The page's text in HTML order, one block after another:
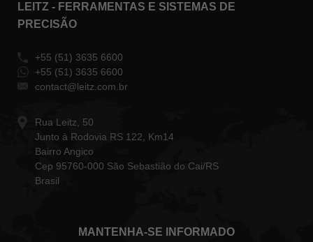
LEITZ - FERRAMENTAS E SISTEMAS DE
PRECISÃO
+55 (51) 3635 6600
+55 (51) 3635 6600
contact@leitz.com.br
Rua Leitz, 50
Junto à Rodovia RS 122, Km14
Bairro Angico
Cep 95760-000 São Sebastião do Cai/RS
Brasil
MANTENHA-SE INFORMADO